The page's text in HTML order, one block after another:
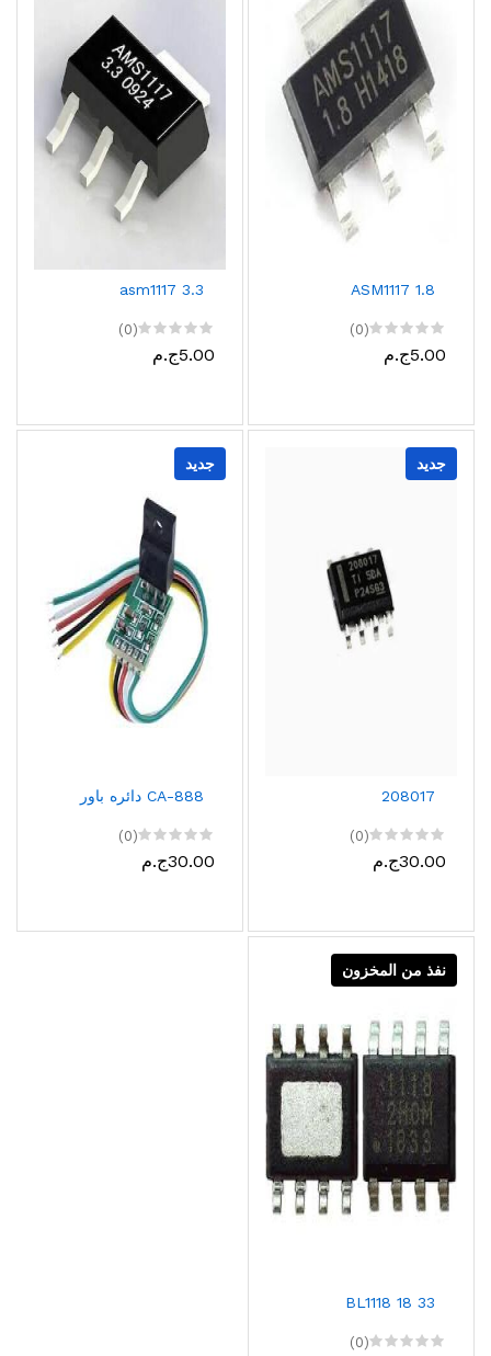
ASM1117 1.8
(0)
5.00ج.م
asm1117 3.3
(0)
5.00ج.م
جديد
208017
(0)
30.00ج.م
جديد
CA-888 دائره باور
(0)
30.00ج.م
نفذ من المخزون
BL1118 18 33
(0)